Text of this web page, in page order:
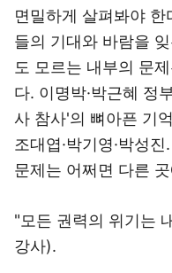
면밀하게 살펴봐야
들의 기대와 바람을
도 모르는 내부의 문
다. 이명박·박근혜 정
사 참사'의 뼈아픈 기
조대엽·박기영·박성
문제는 어쩌면 다른
"모든 권력의 위기는
강사).